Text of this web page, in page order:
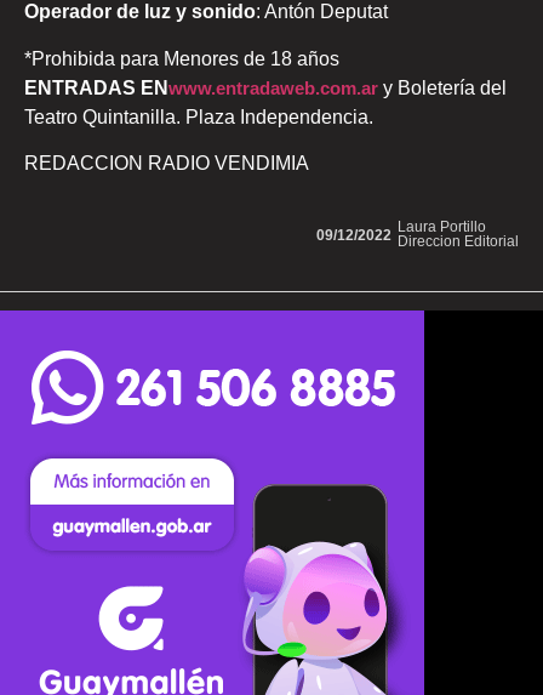
Operador de luz y sonido: Antón Deputat
*Prohibida para Menores de 18 años
ENTRADAS ENwww.entradaweb.com.ar y Boletería del
Teatro Quintanilla. Plaza Independencia.
REDACCION RADIO VENDIMIA
Laura Portillo
Direccion Editorial
09/12/2022